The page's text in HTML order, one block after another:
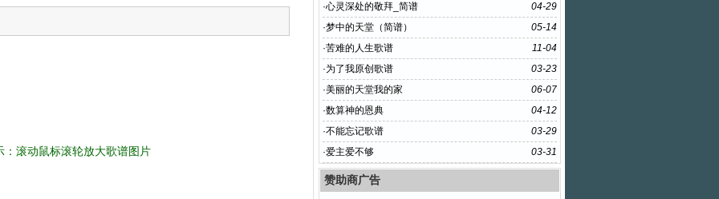
：滚动鼠标滚轮放大歌谱图片
04-29
·心灵深处的敬拜_简谱
05-14
·梦中的天堂（简谱）
11-04
·苦难的人生歌谱
03-23
·为了我原创歌谱
06-07
·美丽的天堂我的家
04-12
·数算神的恩典
03-29
·不能忘记歌谱
03-31
·爱主爱不够
赞助商广告